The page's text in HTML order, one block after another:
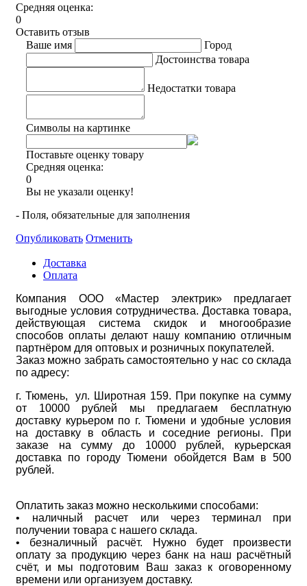
Средняя оценка:
0
Оставить отзыв
Ваше имя
Город
Достоинства товара
Недостатки товара
Символы на картинке
Поставьте оценку товару
Средняя оценка:
0
Вы не указали оценку!
- Поля, обязательные для заполнения
Опубликовать Отменить
Доставка
Оплата
Компания ООО «Мастер электрик» предлагает
выгодные условия сотрудничества. Доставка товара,
действующая система скидок и многообразие
способов оплаты делают нашу компанию отличным
партнёром для оптовых и розничных покупателей.
Заказ можно забрать самостоятельно у нас со склада
по адресу:
г. Тюмень, ул. Широтная 159. При покупке на сумму
от 10000 рублей мы предлагаем бесплатную
доставку курьером по г. Тюмени и удобные условия
на доставку в область и соседние регионы. При
заказе на сумму до 10000 рублей, курьерская
доставка по городу Тюмени обойдется Вам в 500
рублей.
Оплатить заказ можно несколькими способами:
• наличный расчет или через терминал при
получении товара с нашего склада.
• безналичный расчёт. Нужно будет произвести
оплату за продукцию через банк на наш расчётный
счёт, и мы подготовим Ваш заказ к оговоренному
времени или организуем доставку.